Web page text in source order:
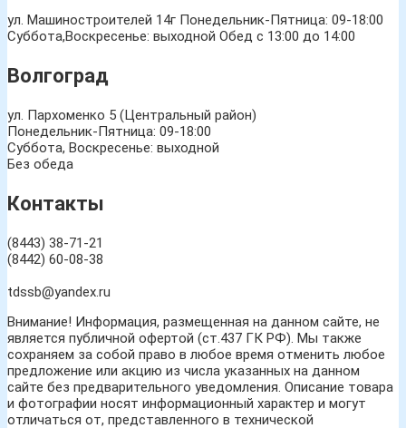
ул. Машиностроителей 14г Понедельник-Пятница: 09-18:00
Суббота,Воскресенье: выходной Обед с 13:00 до 14:00
Волгоград
ул. Пархоменко 5 (Центральный район)
Понедельник-Пятница: 09-18:00
Суббота, Воскресенье: выходной
Без обеда
Контакты
(8443) 38-71-21
(8442) 60-08-38
tdssb@yandex.ru
Внимание! Информация, размещенная на данном сайте, не
является публичной офертой (ст.437 ГК РФ). Мы также
сохраняем за собой право в любое время отменить любое
предложение или акцию из числа указанных на данном
сайте без предварительного уведомления. Описание товара
и фотографии носят информационный характер и могут
отличаться от, представленного в технической